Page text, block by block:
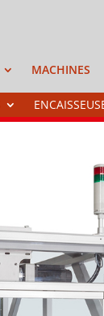
MACHINES